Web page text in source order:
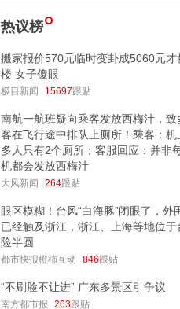
热议榜
搬家报价570元临时变卦成5060元才
楼 女子傻眼
极目新闻 15697跟贴
南航一航班疑向乘客发放西梅汁，致
客在飞行途中排队上厕所！乘客：机
多人只有2个厕所；客服回应：并非
机都会发放西梅汁
大风新闻 264跟贴
眼区模糊！台风“白海豚”闭眼了，外
已经触及浙江，浙江、上海等地位于
险半圆
都市快报橙柿互动 846跟贴
“不刷脸不让进” 广东多景区引争议
南方都市报 263跟贴